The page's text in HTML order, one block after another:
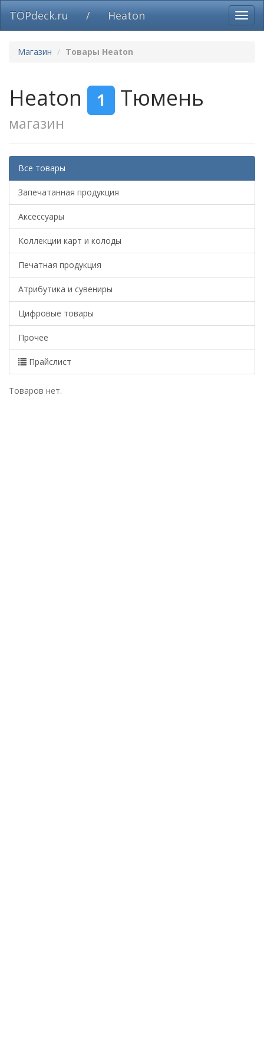
TOPdeck.ru / Heaton
Магазин Товары Heaton
Heaton 1 Тюмень
магазин
Все товары
Запечатанная продукция
Аксессуары
Коллекции карт и колоды
Печатная продукция
Атрибутика и сувениры
Цифровые товары
Прочее
Прайслист
Товаров нет.